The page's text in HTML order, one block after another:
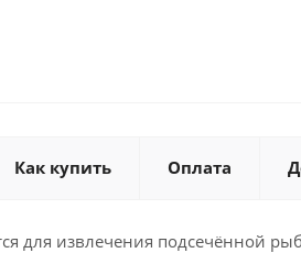
Как купить Оплата
для извлечения подсечённой